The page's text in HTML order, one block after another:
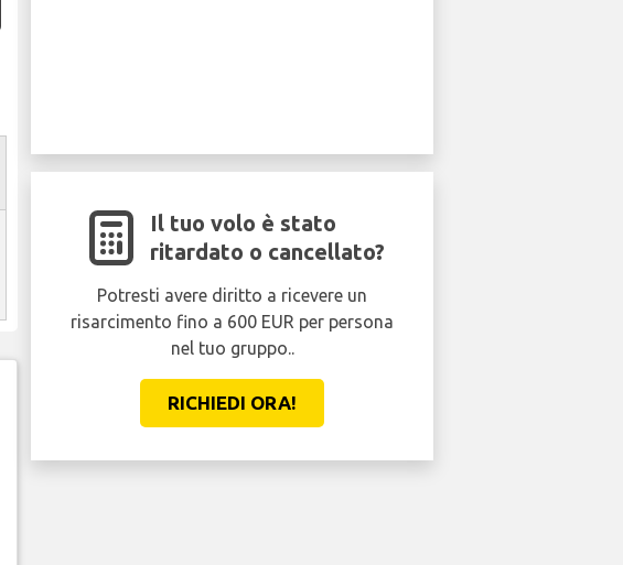
Il tuo volo è stato
ritardato o cancellato?
Potresti avere diritto a ricevere un
risarcimento fino a 600 EUR per persona
nel tuo gruppo..
RICHIEDI ORA!